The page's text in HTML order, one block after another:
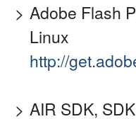
Adobe Flash
Linux
http://
AIR SDK,